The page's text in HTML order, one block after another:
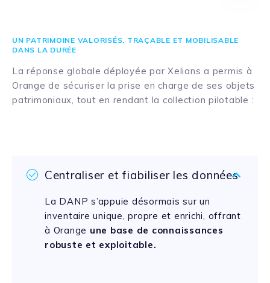
UN PATRIMOINE VALORISÉS, TRAÇABLE ET MOBILISABLE
DANS LA DURÉE
La réponse globale déployée par Xelians a permis à
Orange de sécuriser la prise en charge de ses objets
patrimoniaux, tout en rendant la collection pilotable :
Centraliser et fiabiliser les données
La DANP s’appuie désormais sur un
inventaire unique, propre et enrichi, offrant
à Orange une base de connaissances
robuste et exploitable.